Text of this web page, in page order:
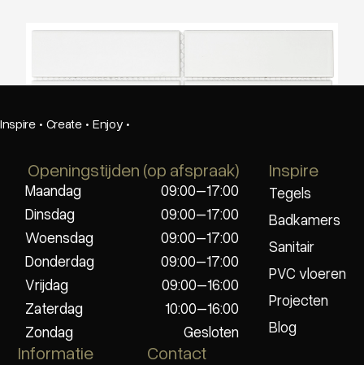
The Mosaic Factory Barcelona Rechthoek
Inspire · Create · Enjoy ·
Openingstijden (op afspraak)
Maandag
09:00–17:00
Dinsdag
09:00–17:00
Woensdag
09:00–17:00
Donderdag
09:00–17:00
Vrijdag
09:00–16:00
Zaterdag
10:00–16:00
Zondag
Gesloten
Inspire
Tegels
Badkamers
Sanitair
PVC vloeren
Projecten
Blog
Informatie Contact